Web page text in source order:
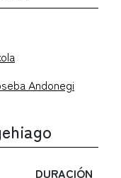
Andonegi
DURACIÓN